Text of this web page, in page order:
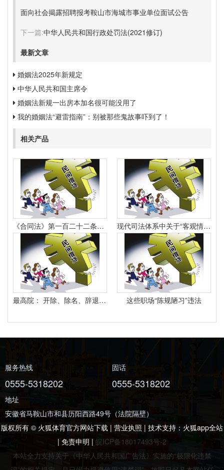
面向社会揭露招聘报考鞍山市海城市事业单位面试公告
下一篇:中华人民共和国行政处罚法(2021修订)
最新文章
婚姻法2025年新规定
中华人民共和国主席令
婚姻法新规一出房本加名很可能没用了
我的婚姻法“避雷指南”：别被那些鬼故事吓到了！
相关产品
《合同法》第一百二十二条规定：“因当事人一方的违约行为侵害对方人身、财产权益的受损害方有权选择依照本法要求其承担违约责任或者依照其他法律要求其承担侵权责任。 现代司法体系中关于“客观情况出现重大变化”的法律规定有哪些
最高院： 开除、除名、辞退与解除劳动合同之间有什么区别？ 这些职场“陈规陋习”违法
服务热线
0555-5318202
固话
0555-5318202
地址
安徽省马鞍山市和县历阳西路49号（法院隔壁）
版权所有 © 火狐体育官方网站下载 | 营业执照 | 技术支持： 火狐app全站
| 免责申明 | 皖ICP备18017493号-2
本站全力支持关于《中华人民共和国广告法》实施的“极限化违禁